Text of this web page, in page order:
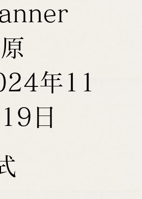
年11
日